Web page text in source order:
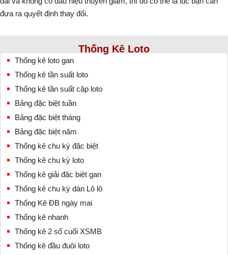
đưa ra quyết định thay đổi.
Thống Kê Loto
Thống kê loto gan
Thống kê tần suất loto
Thống kê tần suất cặp loto
Bảng đặc biệt tuần
Bảng đặc biệt tháng
Bảng đặc biệt năm
Thống kê chu kỳ đặc biệt
Thống kê chu kỳ loto
Thống kê giải đặc biệt gan
Thống kê chu kỳ dàn Lô lô
Thống Kê ĐB ngày mai
Thống kê nhanh
Thống kê 2 số cuối XSMB
Thống kê đầu đuôi loto